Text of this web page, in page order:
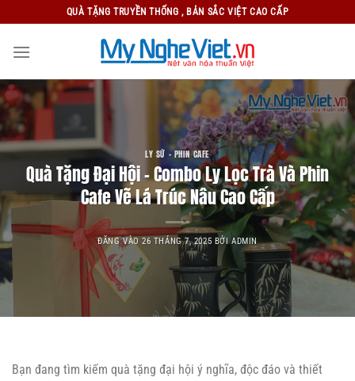
qua
nội
QUÀ TẶNG TRUYỀN THỐNG , BẢN SẮC VIỆT CAO CẤP
LY SỨ - PHIN CAFE
Quà Tặng Đại Hội – Combo Ly Lọc Trà Và Phin
Cafe Vẽ Lá Trúc Nâu Cao Cấp
ĐĂNG VÀO26 THÁNG 7, 2025 BỞIADMIN
Bạn đang tìm kiếm quà tặng đại hội ý nghĩa, độc đáo và thiết